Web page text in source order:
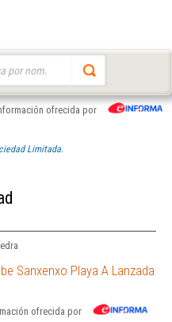
ofrecida por
Limitada.
Sanxenxo Playa A Lanzada
ofrecida por